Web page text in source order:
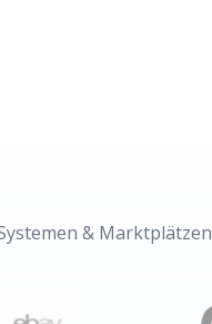
& Marktplätzen